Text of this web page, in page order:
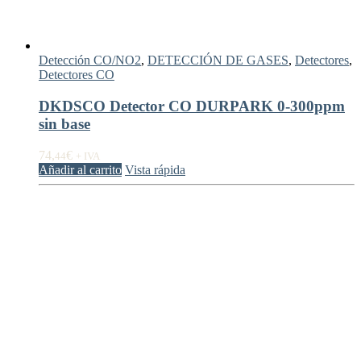
Detección CO/NO2, DETECCIÓN DE GASES, Detectores,
Detectores CO
DKDSCO Detector CO DURPARK 0-300ppm
sin base
74,44€ + IVA
Añadir al carrito Vista rápida